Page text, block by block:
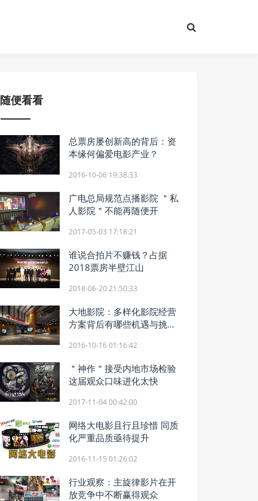
随便看看
总票房屡创新高的背后：资
本缘何偏爱电影产业？
2016-10-06 19:38:33
广电总局规范点播影院 ＂私
人影院＂不能再随便开
2017-05-03 17:18:21
谁说合拍片不赚钱？占据
2018票房半壁江山
2018-06-20 21:50:33
大地影院：多样化影院经营
方案背后有哪些机遇与挑
2016-10-16 01:16:42
＂神作＂接受内地市场检验
这届观众口味进化太快
2017-11-04 00:42:00
网络大电影且行且珍惜 同质
化严重品质亟待提升
2016-11-15 01:26:02
行业观察：主旋律影片在开
放竞争中不断赢得观众